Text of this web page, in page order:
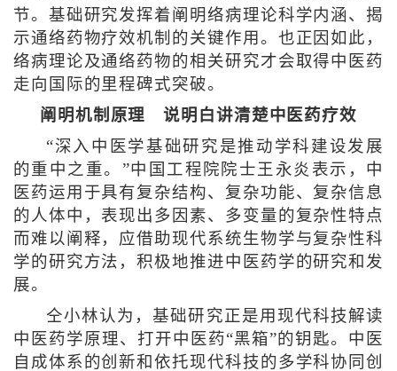
节。基础研究发挥着阐明络病理论科学内涵、揭
示通络药物疗效机制的关键作用。也正因如此，
络病理论及通络药物的相关研究才会取得中医药
走向国际的里程碑式突破。
阐明机制原理 说明白讲清楚中医药疗效
“深入中医学基础研究是推动学科建设发展
的重中之重。”中国工程院院士王永炎表示，中
医药运用于具有复杂结构、复杂功能、复杂信息
的人体中，表现出多因素、多变量的复杂性特点
而难以阐释，应借助现代系统生物学与复杂性科
学的研究方法，积极地推进中医药学的研究和发
展。
仝小林认为，基础研究正是用现代科技解读
中医药学原理、打开中医药“黑箱”的钥匙。中医
自成体系的创新和依托现代科技的多学科协同创